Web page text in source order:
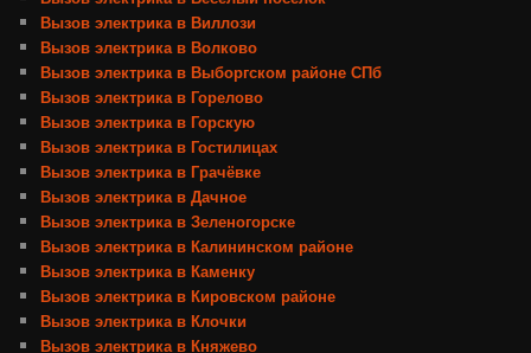
Вызов электрика в Виллози
Вызов электрика в Волково
Вызов электрика в Выборгском районе СПб
Вызов электрика в Горелово
Вызов электрика в Горскую
Вызов электрика в Гостилицах
Вызов электрика в Грачёвке
Вызов электрика в Дачное
Вызов электрика в Зеленогорске
Вызов электрика в Калининском районе
Вызов электрика в Каменку
Вызов электрика в Кировском районе
Вызов электрика в Клочки
Вызов электрика в Княжево